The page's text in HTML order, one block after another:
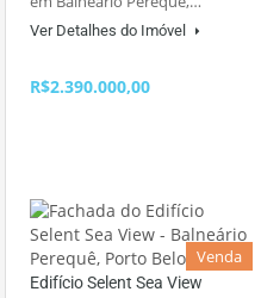
Ver Detalhes do Imóvel
R$2.390.000,00
Venda
Edifício Selent Sea View